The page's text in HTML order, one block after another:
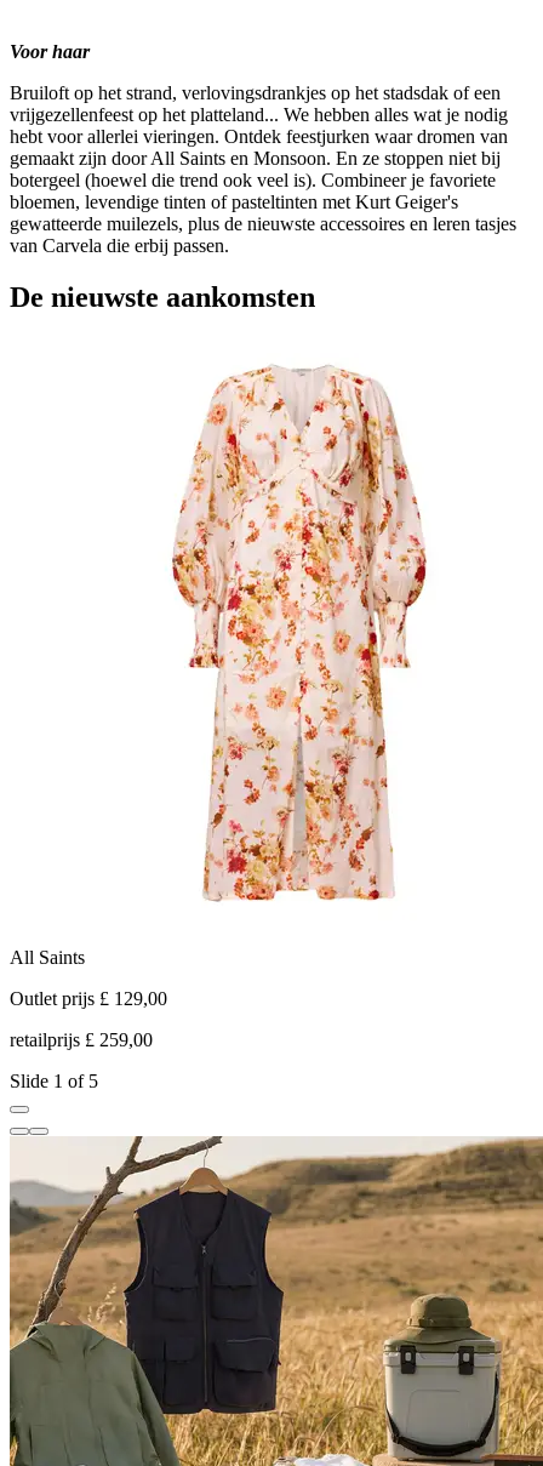
Voor haar
Bruiloft op het strand, verlovingsdrankjes op het stadsdak of een
vrijgezellenfeest op het platteland... We hebben alles wat je nodig
hebt voor allerlei vieringen. Ontdek feestjurken waar dromen van
gemaakt zijn door All Saints en Monsoon. En ze stoppen niet bij
botergeel (hoewel die trend ook veel is). Combineer je favoriete
bloemen, levendige tinten of pasteltinten met Kurt Geiger's
gewatteerde muilezels, plus de nieuwste accessoires en leren tasjes
van Carvela die erbij passen.
De nieuwste aankomsten
All Saints
Outlet prijs £ 129,00
retailprijs £ 259,00
Slide 1 of 5